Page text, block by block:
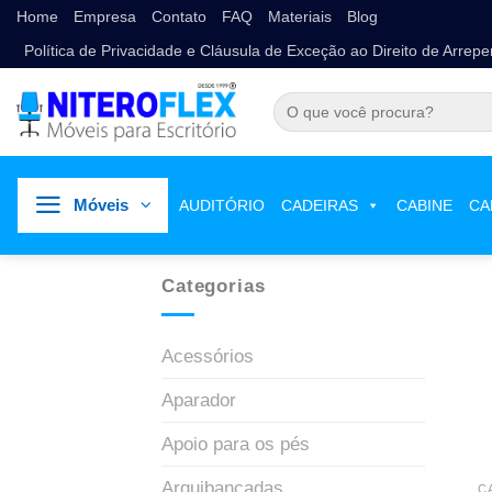
Home Empresa Contato FAQ Materiais Blog
Política de Privacidade e Cláusula de Exceção ao Direito de
Móveis AUDITÓRIO CADEIRAS CABINE
Categorias
Acessórios
Aparador
Apoio para os pés